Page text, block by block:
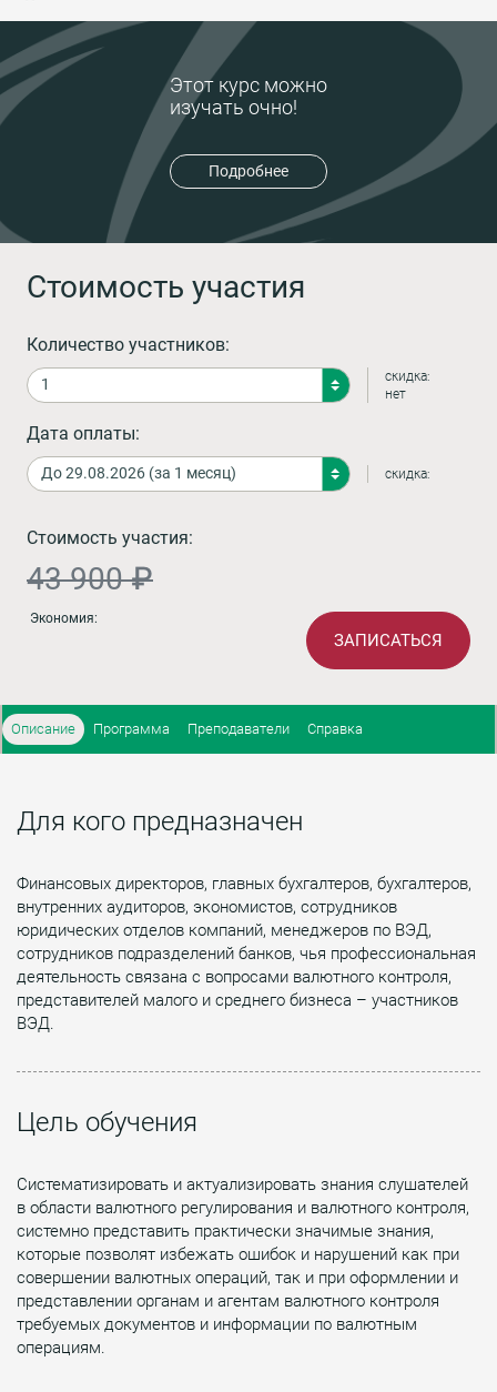
Этот курс можно
изучать очно!
Подробнее
Стоимость участия
Количество участников:
скидка:
нет
Дата оплаты:
скидка:
Стоимость участия:
43 900 ₽
Экономия:
ЗАПИСАТЬСЯ
Описание Программа Преподаватели Справка
Для кого предназначен
Финансовых директоров, главных бухгалтеров, бухгалтеров,
внутренних аудиторов, экономистов, сотрудников
юридических отделов компаний, менеджеров по ВЭД,
сотрудников подразделений банков, чья профессиональная
деятельность связана с вопросами валютного контроля,
представителей малого и среднего бизнеса – участников
ВЭД.
Цель обучения
Систематизировать и актуализировать знания слушателей
в области валютного регулирования и валютного контроля,
системно представить практически значимые знания,
которые позволят избежать ошибок и нарушений как при
совершении валютных операций, так и при оформлении и
представлении органам и агентам валютного контроля
требуемых документов и информации по валютным
операциям.